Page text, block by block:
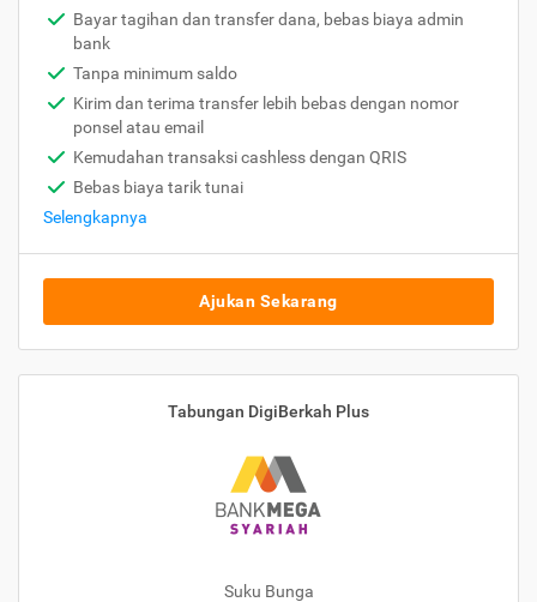
Bayar tagihan dan transfer dana, bebas biaya admin
bank
Tanpa minimum saldo
Kirim dan terima transfer lebih bebas dengan nomor
ponsel atau email
Kemudahan transaksi cashless dengan QRIS
Bebas biaya tarik tunai
Selengkapnya
Ajukan Sekarang
Tabungan DigiBerkah Plus
Suku Bunga